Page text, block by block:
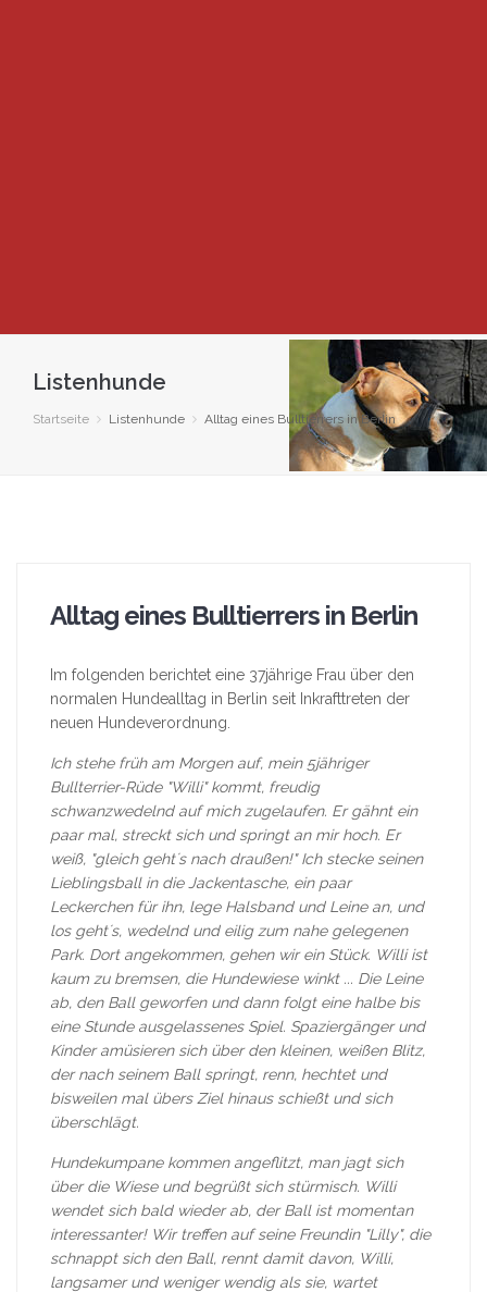
Listenhunde
Startseite Listenhunde Alltag eines Bulltierrers in Berlin
Alltag eines Bulltierrers in Berlin
Im folgenden berichtet eine 37jährige Frau über den
normalen Hundealltag in Berlin seit Inkrafttreten der
neuen Hundeverordnung.
Ich stehe früh am Morgen auf, mein 5jähriger
Bullterrier-Rüde "Willi" kommt, freudig
schwanzwedelnd auf mich zugelaufen. Er gähnt ein
paar mal, streckt sich und springt an mir hoch. Er
weiß, "gleich geht´s nach draußen!" Ich stecke seinen
Lieblingsball in die Jackentasche, ein paar
Leckerchen für ihn, lege Halsband und Leine an, und
los geht´s, wedelnd und eilig zum nahe gelegenen
Park. Dort angekommen, gehen wir ein Stück. Willi ist
kaum zu bremsen, die Hundewiese winkt ... Die Leine
ab, den Ball geworfen und dann folgt eine halbe bis
eine Stunde ausgelassenes Spiel. Spaziergänger und
Kinder amüsieren sich über den kleinen, weißen Blitz,
der nach seinem Ball springt, renn, hechtet und
bisweilen mal übers Ziel hinaus schießt und sich
überschlägt.
Hundekumpane kommen angeflitzt, man jagt sich
über die Wiese und begrüßt sich stürmisch. Willi
wendet sich bald wieder ab, der Ball ist momentan
interessanter! Wir treffen auf seine Freundin "Lilly", die
schnappt sich den Ball, rennt damit davon, Willi,
langsamer und weniger wendig als sie, wartet